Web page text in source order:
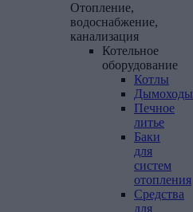
Отопление,
водоснабжение,
канализация
Котельное
оборудование
Котлы
Дымоходы
Печное
литье
Баки
для
систем
отопления
Средства
для